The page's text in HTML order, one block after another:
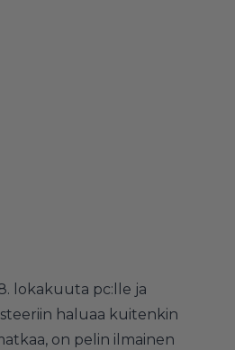
lokakuuta pc:lle ja
haluaa kuitenkin
on pelin ilmainen